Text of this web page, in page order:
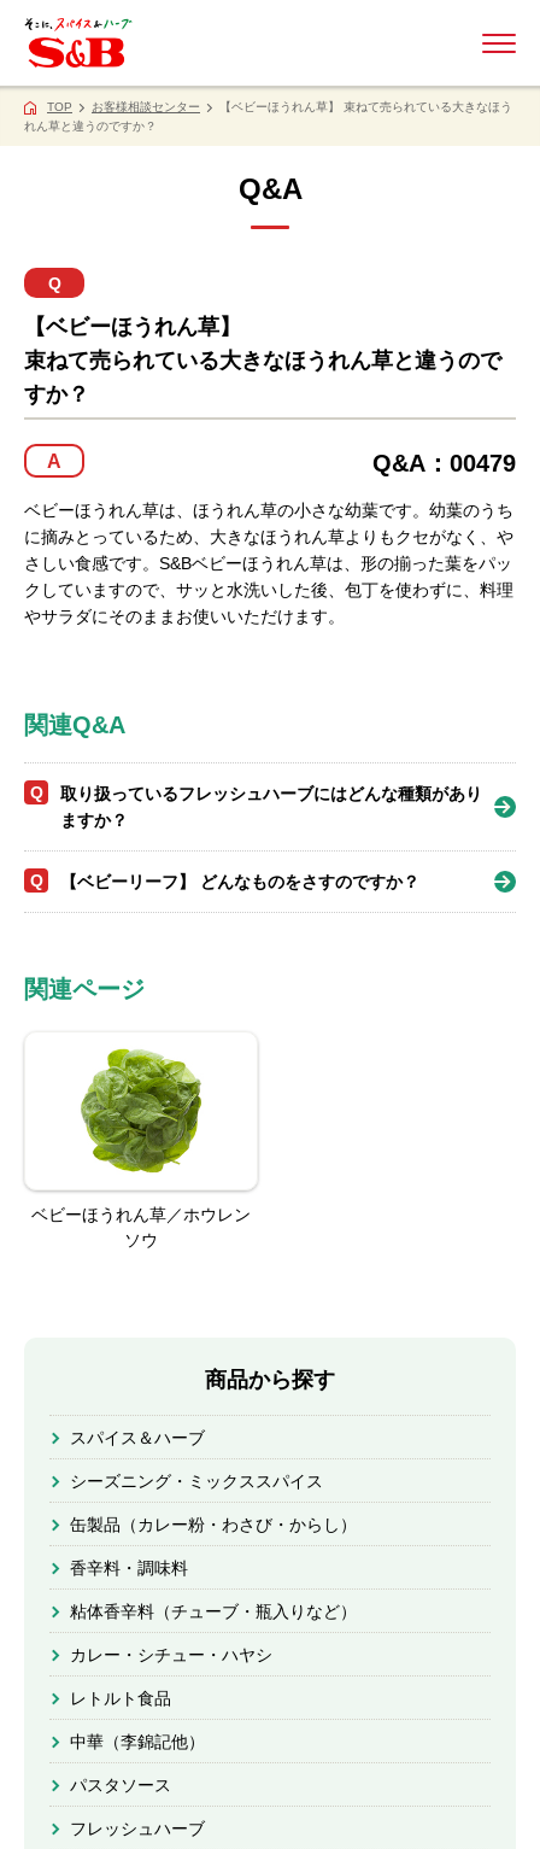
TOP お客様相談センター
【ベビーほうれん草】 束ねて売られている大きなほう
れん草と違うのですか？
Q&A
Q
【ベビーほうれん草】
束ねて売られている大きなほうれん草と違うので
すか？
Q&A：00479
A
ベビーほうれん草は、ほうれん草の小さな幼葉です。幼葉のうち
に摘みとっているため、大きなほうれん草よりもクセがなく、や
さしい食感です。S&Bベビーほうれん草は、形の揃った葉をパッ
クしていますので、サッと水洗いした後、包丁を使わずに、料理
やサラダにそのままお使いいただけます。
関連Q&A
Q
取り扱っているフレッシュハーブにはどんな種類があり
ますか？
Q 【ベビーリーフ】 どんなものをさすのですか？
関連ページ
ベビーほうれん草／ホウレン
ソウ
商品から探す
スパイス＆ハーブ
シーズニング・ミックススパイス
缶製品（カレー粉・わさび・からし）
香辛料・調味料
粘体香辛料（チューブ・瓶入りなど）
カレー・シチュー・ハヤシ
レトルト食品
中華（李錦記他）
パスタソース
フレッシュハーブ